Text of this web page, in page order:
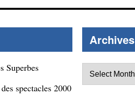
Superbes
spectacles 2000
Archives